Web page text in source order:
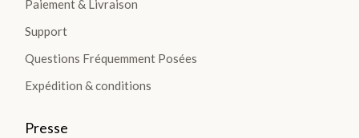
Paiement & Livraison
Support
Questions Fréquemment Posées
Expédition & conditions
Presse